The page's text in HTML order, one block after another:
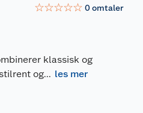
☆☆☆☆☆ 0omtaler
klassisk og
og... les mer